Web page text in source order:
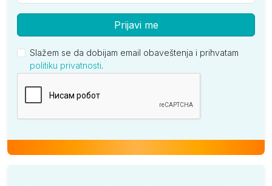
Prijavi me
Slažem se da dobijam email obaveštenja i prihvatam
politiku privatnosti.